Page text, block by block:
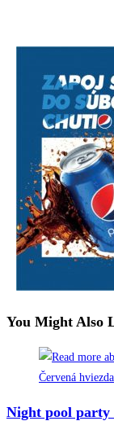
You Might Also
Night pool party